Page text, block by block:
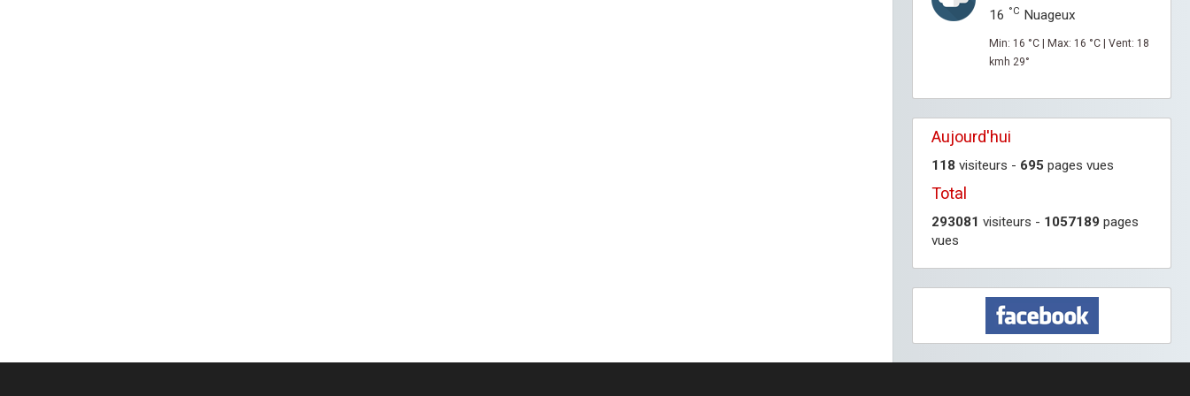
16 °C Nuageux
Min: 16 °C | Max: 16 °C | Vent: 18
kmh 29°
Aujourd'hui
118 visiteurs - 695 pages vues
Total
293081 visiteurs - 1057189 pages
vues